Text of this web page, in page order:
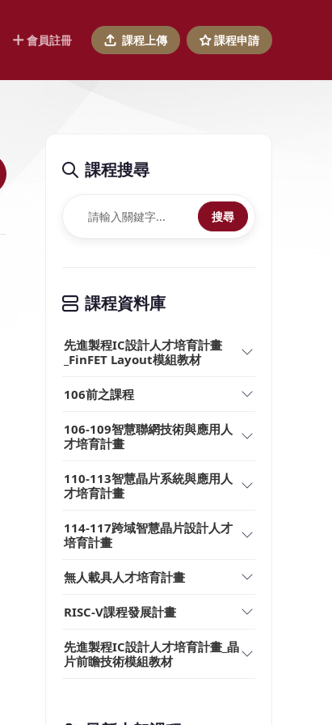
會員註冊 課程上傳 課程申請
課程搜尋
搜尋
課程資料庫
先進製程IC設計人才培育計畫
_FinFET Layout模組教材
106前之課程
106-109智慧聯網技術與應用人
才培育計畫
110-113智慧晶片系統與應用人
才培育計畫
114-117跨域智慧晶片設計人才
培育計畫
無人載具人才培育計畫
RISC-V課程發展計畫
先進製程IC設計人才培育計畫_晶
片前瞻技術模組教材